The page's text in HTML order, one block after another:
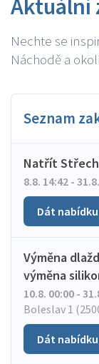
Aktuální
Nechte se
Náchodě a
Seznam
Natřít
8.8. 14:42 -
Dát nabídku
Výměna
výměna
10.8. 00:00 -
Boleslav 1
Dát nabídku